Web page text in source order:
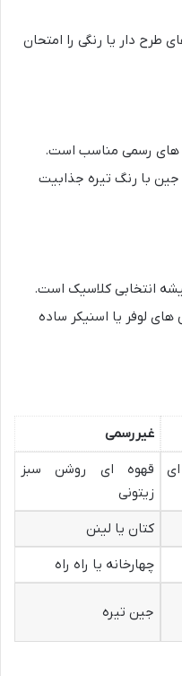
طرح دار یا رنگی را امتحان
های رسمی مناسب است.
با رنگ تیره جذابیت
انتخابی کلاسیک است.
لوفر یا اسنیکر ساده
غیررسمی
قهوه ای روشن سبز
زیتونی
کتان یا لینن
چهارخانه یا راه راه
جین تیره